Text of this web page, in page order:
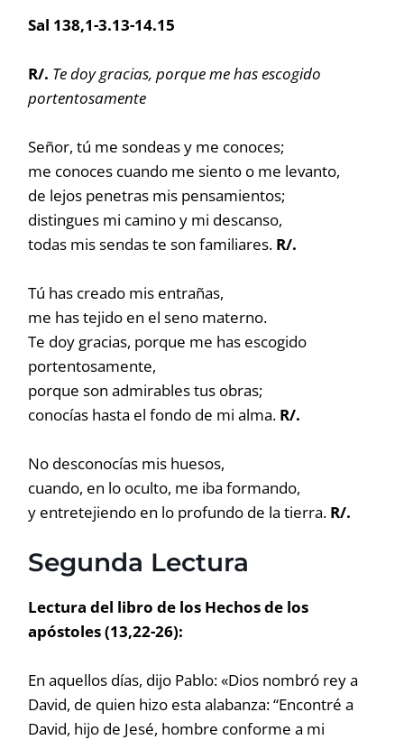
Sal 138,1-3.13-14.15
R/. Te doy gracias, porque me has escogido
portentosamente
Señor, tú me sondeas y me conoces;
me conoces cuando me siento o me levanto,
de lejos penetras mis pensamientos;
distingues mi camino y mi descanso,
todas mis sendas te son familiares. R/.
Tú has creado mis entrañas,
me has tejido en el seno materno.
Te doy gracias, porque me has escogido
portentosamente,
porque son admirables tus obras;
conocías hasta el fondo de mi alma. R/.
No desconocías mis huesos,
cuando, en lo oculto, me iba formando,
y entretejiendo en lo profundo de la tierra. R/.
Segunda Lectura
Lectura del libro de los Hechos de los
apóstoles (13,22-26):
En aquellos días, dijo Pablo: «Dios nombró rey a
David, de quien hizo esta alabanza: “Encontré a
David, hijo de Jesé, hombre conforme a mi